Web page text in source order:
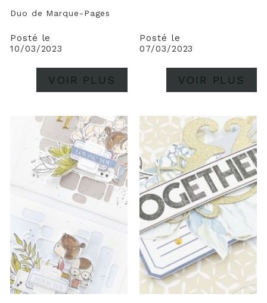
Duo de Marque-Pages
Posté le
10/03/2023
VOIR PLUS
Posté le
07/03/2023
VOIR PLUS